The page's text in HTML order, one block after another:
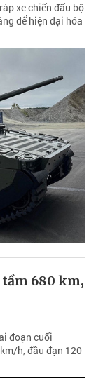
xe chiến đấu bộ
để hiện đại hóa
680 km,
đoạn cuối
h, đầu đạn 120